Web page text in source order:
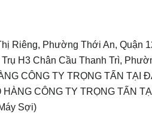
Riêng, Phường Thới An, Quận
H3 Chân Cầu Thanh Trì,
CÔNG TY TRỌNG TẤN TẠI
CÔNG TY TRỌNG TẤN
Sợi)